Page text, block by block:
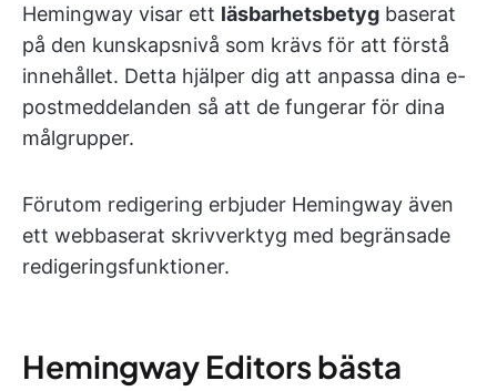
Hemingway visar ett läsbarhetsbetyg baserat
på den kunskapsnivå som krävs för att förstå
innehållet. Detta hjälper dig att anpassa dina e-
postmeddelanden så att de fungerar för dina
målgrupper.
Förutom redigering erbjuder Hemingway även
ett webbaserat skrivverktyg med begränsade
redigeringsfunktioner.
Hemingway Editors bästa